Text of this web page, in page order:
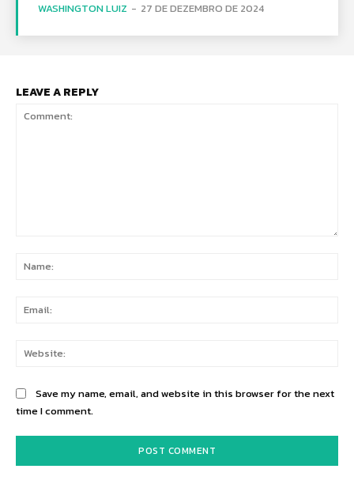
WASHINGTON LUIZ - 27 DE DEZEMBRO DE 2024
LEAVE A REPLY
Save my name, email, and website in this browser for the next
time I comment.